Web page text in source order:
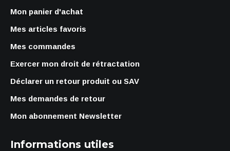
Mon panier d'achat
Mes articles favoris
Mes commandes
Exercer mon droit de rétractation
Déclarer un retour produit ou SAV
Mes demandes de retour
Mon abonnement Newsletter
Informations utiles